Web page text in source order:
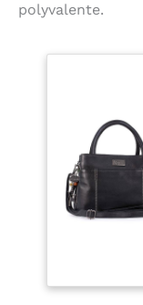
polyvalente.